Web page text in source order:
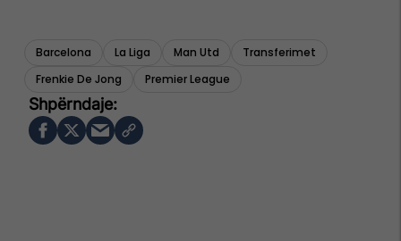
Barcelona La Liga Man Utd
Transferimet
Frenkie De Jong
Premier League